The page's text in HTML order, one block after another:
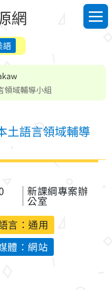
網
選單
語
領域輔導小組
土語言領域輔導
新課綱專案辦
公室
言： 通用
體：網站